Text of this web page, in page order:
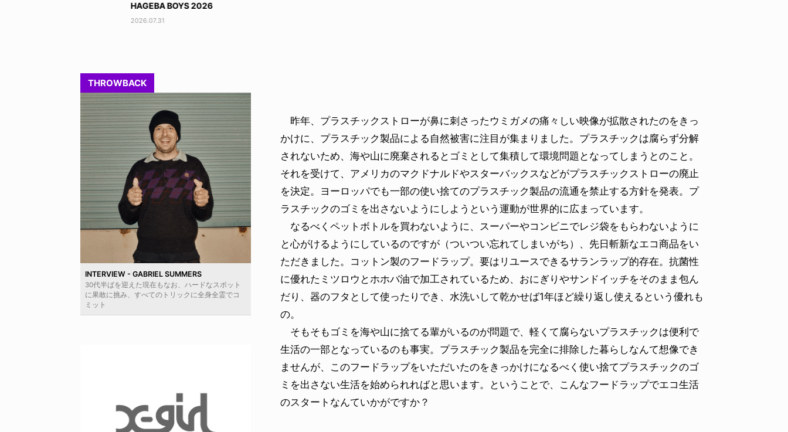
HAGEBA BOYS 2026
THROWBACK
INTERVIEW - GABRIEL SUMMERS
30代半ばを迎えた現在もなお、ハードなスポット
に果敢に挑み、すべてのトリックに全身全霊でコ
ミット
昨年、プラスチックストローが鼻に刺さったウミガメの痛々しい映像が拡散されたのをきっ
かけに、プラスチック製品による自然被害に注目が集まりました。プラスチックは腐らず分解
されないため、海や山に廃棄されるとゴミとして集積して環境問題となってしまうとのこと。
それを受けて、アメリカのマクドナルドやスターバックスなどがプラスチックストローの廃止
を決定。ヨーロッパでも一部の使い捨てのプラスチック製品の流通を禁止する方針を発表。プ
ラスチックのゴミを出さないようにしようという運動が世界的に広まっています。
なるべくペットボトルを買わないように、スーパーやコンビニでレジ袋をもらわないように
と心がけるようにしているのですが（ついつい忘れてしまいがち）、先日斬新なエコ商品をい
ただきました。コットン製のフードラップ。要はリユースできるサランラップ的存在。抗菌性
に優れたミツロウとホホバ油で加工されているため、おにぎりやサンドイッチをそのまま包ん
だり、器のフタとして使ったりでき、水洗いして乾かせば1年ほど繰り返し使えるという優れも
の。
そもそもゴミを海や山に捨てる輩がいるのが問題で、軽くて腐らないプラスチックは便利で
生活の一部となっているのも事実。プラスチック製品を完全に排除した暮らしなんて想像でき
ませんが、このフードラップをいただいたのをきっかけになるべく使い捨てプラスチックのゴ
ミを出さない生活を始められればと思います。ということで、こんなフードラップでエコ生活
のスタートなんていかがですか？